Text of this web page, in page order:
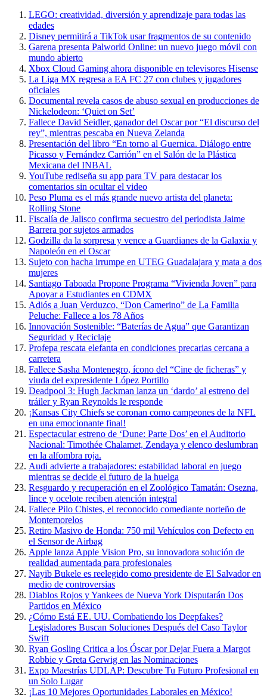
LEGO: creatividad, diversión y aprendizaje para todas las
edades
Disney permitirá a TikTok usar fragmentos de su contenido
Garena presenta Palworld Online: un nuevo juego móvil con
mundo abierto
Xbox Cloud Gaming ahora disponible en televisores Hisense
La Liga MX regresa a EA FC 27 con clubes y jugadores
oficiales
Documental revela casos de abuso sexual en producciones de
Nickelodeon: ‘Quiet on Set’
Fallece David Seidler, ganador del Oscar por “El discurso del
rey”, mientras pescaba en Nueva Zelanda
Presentación del libro “En torno al Guernica. Diálogo entre
Picasso y Fernández Carrión” en el Salón de la Plástica
Mexicana del INBAL
YouTube rediseña su app para TV para destacar los
comentarios sin ocultar el video
Peso Pluma es el más grande nuevo artista del planeta:
Rolling Stone
Fiscalía de Jalisco confirma secuestro del periodista Jaime
Barrera por sujetos armados
Godzilla da la sorpresa y vence a Guardianes de la Galaxia y
Napoleón en el Oscar
Sujeto con hacha irrumpe en UTEG Guadalajara y mata a dos
mujeres
Santiago Taboada Propone Programa “Vivienda Joven” para
Apoyar a Estudiantes en CDMX
Adiós a Juan Verduzco, “Don Camerino” de La Familia
Peluche: Fallece a los 78 Años
Innovación Sostenible: “Baterías de Agua” que Garantizan
Seguridad y Reciclaje
Profepa rescata elefanta en condiciones precarias cercana a
carretera
Fallece Sasha Montenegro, ícono del “Cine de ficheras” y
viuda del expresidente López Portillo
Deadpool 3: Hugh Jackman lanza un ‘dardo’ al estreno del
tráiler y Ryan Reynolds le responde
¡Kansas City Chiefs se coronan como campeones de la NFL
en una emocionante final!
Espectacular estreno de ‘Dune: Parte Dos’ en el Auditorio
Nacional: Timothée Chalamet, Zendaya y elenco deslumbran
en la alfombra roja.
Audi advierte a trabajadores: estabilidad laboral en juego
mientras se decide el futuro de la huelga
Resguardo y recuperación en el Zoológico Tamatán: Osezna,
lince y ocelote reciben atención integral
Fallece Pilo Chistes, el reconocido comediante norteño de
Montemorelos
Retiro Masivo de Honda: 750 mil Vehículos con Defecto en
el Sensor de Airbag
Apple lanza Apple Vision Pro, su innovadora solución de
realidad aumentada para profesionales
Nayib Bukele es reelegido como presidente de El Salvador en
medio de controversias
Diablos Rojos y Yankees de Nueva York Disputarán Dos
Partidos en México
¿Cómo Está EE. UU. Combatiendo los Deepfakes?
Legisladores Buscan Soluciones Después del Caso Taylor
Swift
Ryan Gosling Critica a los Óscar por Dejar Fuera a Margot
Robbie y Greta Gerwig en las Nominaciones
Expo Maestrías UDLAP: Descubre Tu Futuro Profesional en
un Solo Lugar
¡Las 10 Mejores Oportunidades Laborales en México!